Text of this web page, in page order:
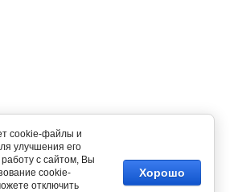
cookie-файлы и
улучшения его
с сайтом, Вы
cookie-
отключить
Хорошо